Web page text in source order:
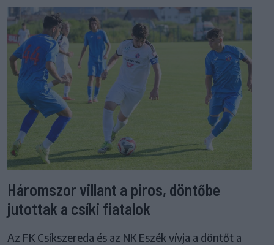
Háromszor villant a piros, döntőbe
jutottak a csíki fiatalok
Az FK Csíkszereda és az NK Eszék vívja a döntőt a